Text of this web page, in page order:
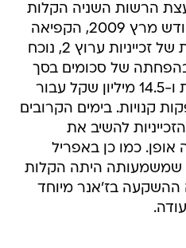
מועצת הרשות השניה הקלות
מפליגות על הזכייניות. בחודש מרץ 2009, הקפיאה
המועצה 15% מהמחויבויות של זכייניות ערוץ 2, נוכח
של סכומים בסך
11.5 מיליון שקל עבור רשת ו-14.5 מיליון שקל עבור
קנויות. בימים הקרובים
להשיב את
אופן. כמו כן באפריל
שמשמעותה היתה הקלות
ההשקעה בז'אנר מיוחד